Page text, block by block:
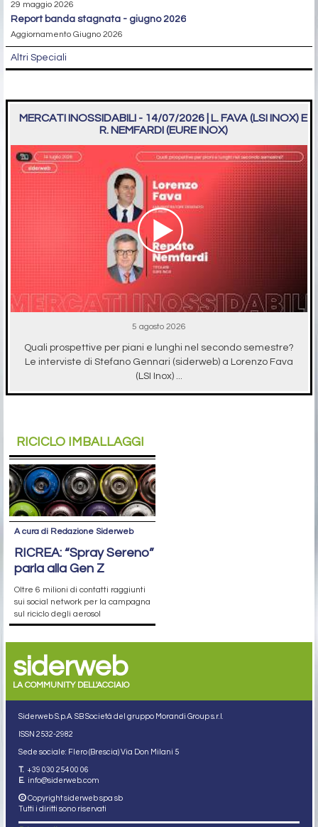
29 maggio 2026
report banda stagnata - giugno 2026
Aggiornamento Giugno 2026
Altri Speciali
MERCATI INOSSIDABILI - 14/07/2026 | L. FAVA (LSI INOX) E
R. NEMFARDI (EURE INOX)
5 agosto 2026
Quali prospettive per piani e lunghi nel secondo semestre?
Le interviste di Stefano Gennari (siderweb) a Lorenzo Fava
(LSI Inox) ...
RICICLO IMBALLAGGI
A cura di Redazione Siderweb
RICREA: “Spray Sereno”
parla alla Gen Z
Oltre 6 milioni di contatti raggiunti
sui social network per la campagna
sul riciclo degli aerosol
siderweb
LA COMMUNITY DELL'ACCIAIO
Siderweb S.p.A. SB Società del gruppo Morandi Group s.r.l.
ISSN 2532-2982
Sede sociale: Flero (Brescia) Via Don Milani 5
T. +39 030 254 00 06
E. info@siderweb.com
Copyright siderweb spa sb
Tutti i diritti sono riservati